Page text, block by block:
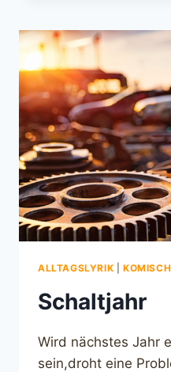
ALLTAGSLYRIK
Schaltjahr
Wird nächstes Jahr
sein,droht eine